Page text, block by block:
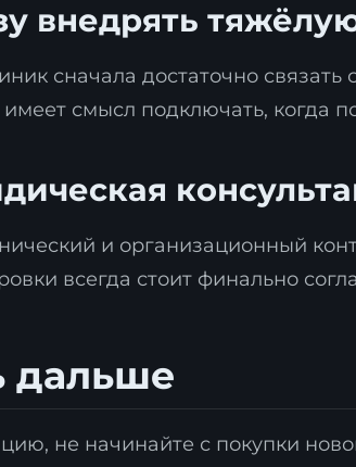
внедрять
сначала достаточно
смысл подключать, когда
и организационный
всегда стоит финально
дальше
не начинайте с покупки